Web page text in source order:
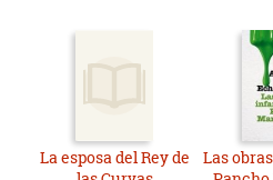
La esposa del Rey de
Las